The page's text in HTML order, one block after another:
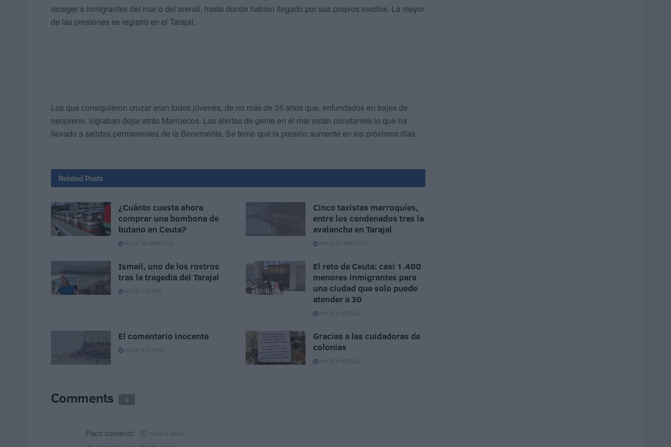
recoger a inmigrantes del mar o del arenal, hasta donde habían llegado por sus propios medios. La mayor
de las presiones se registró en el Tarajal.
Los que consiguieron cruzar eran todos jóvenes, de no más de 25 años que, enfundados en trajes de
neopreno, lograban dejar atrás Marruecos. Las alertas de gente en el mar están constantes lo que ha
llevado a salidas permanentes de la Benemérita. Se teme que la presión aumente en los próximos días.
Related Posts
¿Cuánto cuesta ahora
comprar una bombona de
butano en Ceuta?
HACE 28 MINUTOS
Cinco taxistas marroquíes,
entre los condenados tras la
avalancha en Tarajal
HACE 53 MINUTOS
Ismail, uno de los rostros
tras la tragedia del Tarajal
HACE 1 HORA
El reto de Ceuta: casi 1.400
menores inmigrantes para
una ciudad que solo puede
atender a 30
HACE 2 HORAS
El comentario inocente
HACE 5 HORAS
Gracias a las cuidadoras de
colonias
HACE 5 HORAS
Comments 5
Paco comentó: hace 5 años